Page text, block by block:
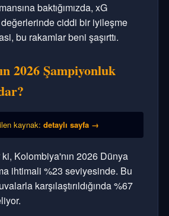
baktığımızda, xG
ciddi bir iyileşme
bu rakamlar beni şaşırttı.
2026 Şampiyonluk
kaynak: detaylı sayfa →
Kolombiya'nın 2026 Dünya
ihtimali %23 seviyesinde. Bu
karşılaştırıldığında %67